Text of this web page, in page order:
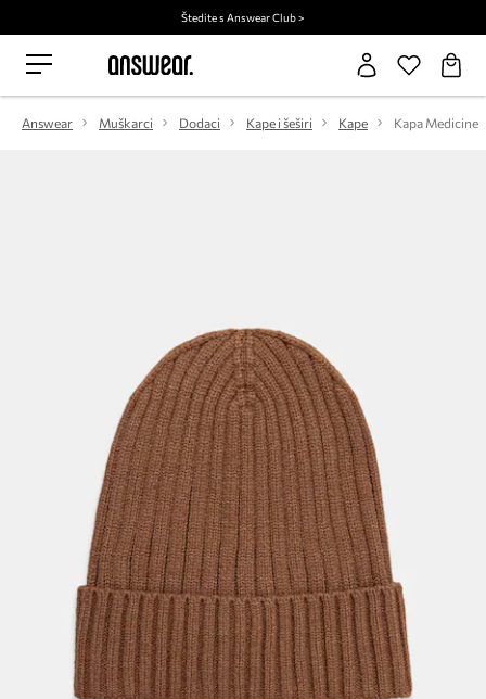
Štedite s Answear Club >
Answear Muškarci Dodaci Kape i šeširi Kape Kapa Medicine